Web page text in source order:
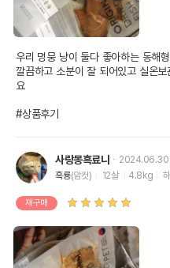
우리 멍뭉 냥이 둘다 좋아하는 동해
깔끔하고 소분이 잘 되어있고 실온
요
#상품후기
사랑몽흑료니
2024.06.30
흑룡(암컷) 12살 4.8kg
재구매